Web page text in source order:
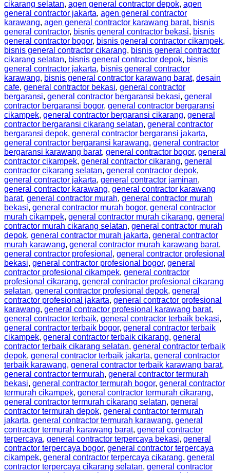
cikarang selatan, agen general contractor depok, agen
general contractor jakarta, agen general contractor
karawang, agen general contractor karawang barat, bisnis
general contractor, bisnis general contractor bekasi, bisnis
general contractor bogor, bisnis general contractor cikampek,
bisnis general contractor cikarang, bisnis general contractor
cikarang selatan, bisnis general contractor depok, bisnis
general contractor jakarta, bisnis general contractor
karawang, bisnis general contractor karawang barat, desain
cafe, general contractor bekasi, general contractor
bergaransi, general contractor bergaransi bekasi, general
contractor bergaransi bogor, general contractor bergaransi
cikampek, general contractor bergaransi cikarang, general
contractor bergaransi cikarang selatan, general contractor
bergaransi depok, general contractor bergaransi jakarta,
general contractor bergaransi karawang, general contractor
bergaransi karawang barat, general contractor bogor, general
contractor cikampek, general contractor cikarang, general
contractor cikarang selatan, general contractor depok,
general contractor jakarta, general contractor jaminan,
general contractor karawang, general contractor karawang
barat, general contractor murah, general contractor murah
bekasi, general contractor murah bogor, general contractor
murah cikampek, general contractor murah cikarang, general
contractor murah cikarang selatan, general contractor murah
depok, general contractor murah jakarta, general contractor
murah karawang, general contractor murah karawang barat,
general contractor profesional , general contractor profesional
bekasi, general contractor profesional bogor, general
contractor profesional cikampek, general contractor
profesional cikarang, general contractor profesional cikarang
selatan, general contractor profesional depok, general
contractor profesional jakarta, general contractor profesional
karawang, general contractor profesional karawang barat,
general contractor terbaik, general contractor terbaik bekasi,
general contractor terbaik bogor, general contractor terbaik
cikampek, general contractor terbaik cikarang, general
contractor terbaik cikarang selatan, general contractor terbaik
depok, general contractor terbaik jakarta, general contractor
terbaik karawang, general contractor terbaik karawang barat,
general contractor termurah, general contractor termurah
bekasi, general contractor termurah bogor, general contractor
termurah cikampek, general contractor termurah cikarang,
general contractor termurah cikarang selatan, general
contractor termurah depok, general contractor termurah
jakarta, general contractor termurah karawang, general
contractor termurah karawang barat, general contractor
terpercaya, general contractor terpercaya bekasi, general
contractor terpercaya bogor, general contractor terpercaya
cikampek, general contractor terpercaya cikarang, general
contractor terpercaya cikarang selatan, general contractor